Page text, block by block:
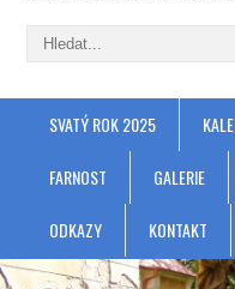
SVATÝ ROK 2025
FARNOST GALERIE
ODKAZY KONTAKT